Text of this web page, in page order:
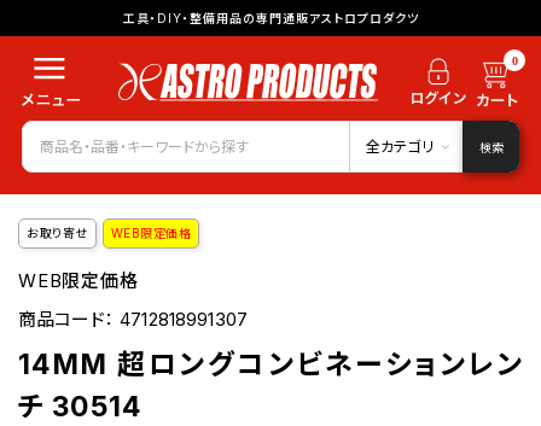
工具・DIY・整備用品の専門通販アストロプロダクツ
0
全カテゴリ 検索
お取り寄せ WEB限定価格
WEB限定価格
商品コード：4712818991307
14MM 超ロングコンビネーションレン
チ 30514